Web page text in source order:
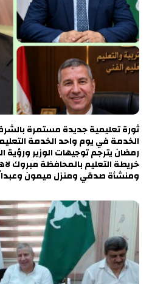
الخدمة في يوم واحد الخدمة
رمضان يترجم توجيهات الوزير ورؤية
خريطة التعليم بالمحافظة مبروك
ومنشأة صدقي ومنزل ميمون